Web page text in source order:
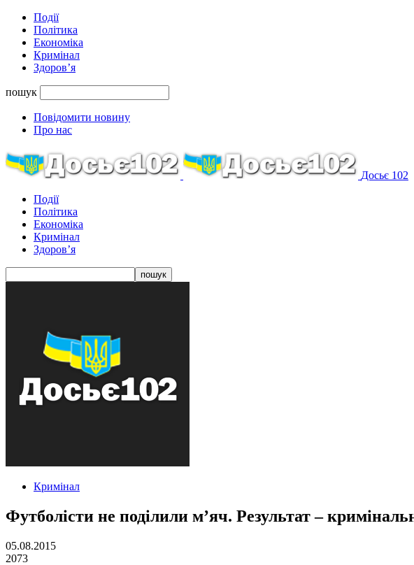
Події
Політика
Економіка
Кримінал
Здоров’я
пошук
Повідомити новину
Про нас
Досьє 102
Події
Політика
Економіка
Кримінал
Здоров’я
Кримінал
Футболісти не поділили м’яч. Результат –
05.08.2015
2073